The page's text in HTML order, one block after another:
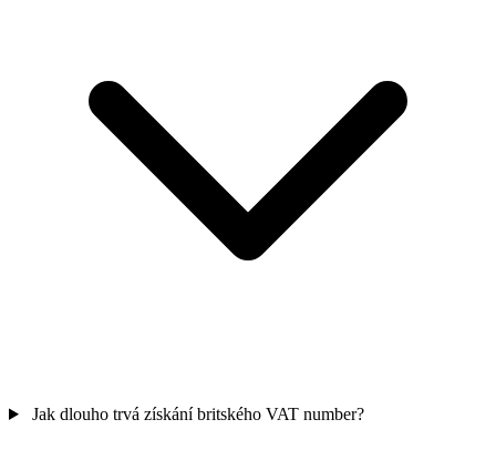
Jak dlouho trvá získání britského VAT number?